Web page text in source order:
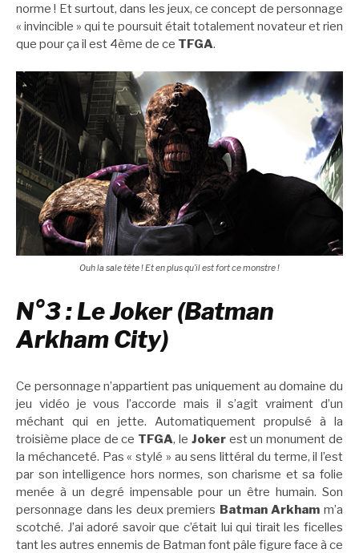
norme ! Et surtout, dans les jeux, ce concept de personnage
« invincible » qui te poursuit était totalement novateur et rien
que pour ça il est 4ème de ce TFGA.
Ouh la sale tête ! Et en plus qu’il est fort ce monstre !
N°3 : Le Joker (Batman
Arkham City)
Ce personnage n’appartient pas uniquement au domaine du
jeu vidéo je vous l’accorde mais il s’agit vraiment d’un
méchant qui en jette. Automatiquement propulsé à la
troisième place de ce TFGA, le Jokerest un monument de
la méchanceté. Pas « stylé » au sens littéral du terme, il l’est
par son intelligence hors normes, son charisme et sa folie
menée à un degré impensable pour un être humain. Son
personnage dans les deux premiers Batman Arkham m’a
scotché. J’ai adoré savoir que c’était lui qui tirait les ficelles
tant les autres ennemis de Batman font pâle figure face à ce